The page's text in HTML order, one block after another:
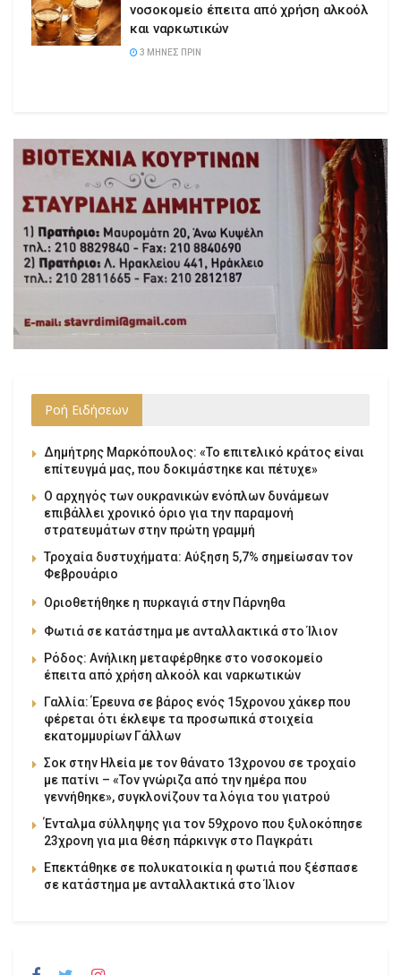
νοσοκομείο έπειτα από χρήση αλκοόλ
και ναρκωτικών
3 ΜΉΝΕΣ ΠΡΙΝ
Ροή Ειδήσεων
Δημήτρης Μαρκόπουλος: «Το επιτελικό κράτος είναι
επίτευγμά μας, που δοκιμάστηκε και πέτυχε»
Ο αρχηγός των ουκρανικών ενόπλων δυνάμεων
επιβάλλει χρονικό όριο για την παραμονή
στρατευμάτων στην πρώτη γραμμή
Τροχαία δυστυχήματα: Αύξηση 5,7% σημείωσαν τον
Φεβρουάριο
Οριοθετήθηκε η πυρκαγιά στην Πάρνηθα
Φωτιά σε κατάστημα με ανταλλακτικά στο Ίλιον
Ρόδος: Ανήλικη μεταφέρθηκε στο νοσοκομείο
έπειτα από χρήση αλκοόλ και ναρκωτικών
Γαλλία: Έρευνα σε βάρος ενός 15χρονου χάκερ που
φέρεται ότι έκλεψε τα προσωπικά στοιχεία
εκατομμυρίων Γάλλων
Σοκ στην Ηλεία με τον θάνατο 13χρονου σε τροχαίο
με πατίνι – «Τον γνώριζα από την ημέρα που
γεννήθηκε», συγκλονίζουν τα λόγια του γιατρού
Ένταλμα σύλληψης για τον 59χρονο που ξυλοκόπησε
23χρονη για μια θέση πάρκινγκ στο Παγκράτι
Επεκτάθηκε σε πολυκατοικία η φωτιά που ξέσπασε
σε κατάστημα με ανταλλακτικά στο Ίλιον